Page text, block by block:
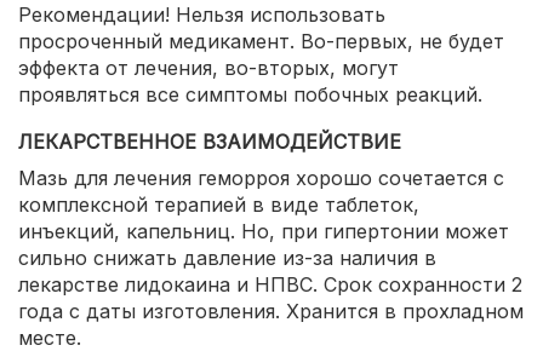
Рекомендации! Нельзя использовать
просроченный медикамент. Во-первых, не будет
эффекта от лечения, во-вторых, могут
проявляться все симптомы побочных реакций.
ЛЕКАРСТВЕННОЕ ВЗАИМОДЕЙСТВИЕ
Мазь для лечения геморроя хорошо сочетается с
комплексной терапией в виде таблеток,
инъекций, капельниц. Но, при гипертонии может
сильно снижать давление из-за наличия в
лекарстве лидокаина и НПВС. Срок сохранности 2
года с даты изготовления. Хранится в прохладном
месте.